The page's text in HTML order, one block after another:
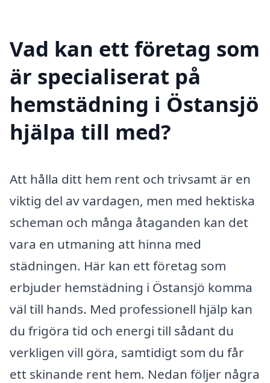
Vad kan ett företag som
är specialiserat på
hemstädning i Östansjö
hjälpa till med?
Att hålla ditt hem rent och trivsamt är en
viktig del av vardagen, men med hektiska
scheman och många åtaganden kan det
vara en utmaning att hinna med
städningen. Här kan ett företag som
erbjuder hemstädning i Östansjö komma
väl till hands. Med professionell hjälp kan
du frigöra tid och energi till sådant du
verkligen vill göra, samtidigt som du får
ett skinande rent hem. Nedan följer några